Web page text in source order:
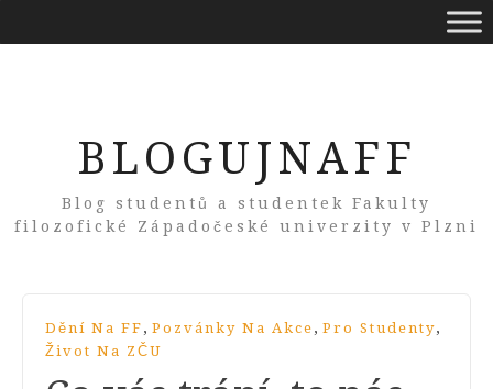
BLOGUJNAFF
Blog studentů a studentek Fakulty
filozofické Západočeské univerzity v Plzni
Dění Na FF , Pozvánky Na Akce , Pro Studenty,
Život Na ZČU